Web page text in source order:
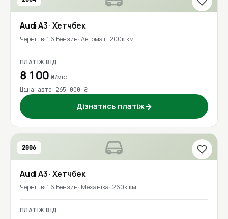
AudiA3· Хетчбек
Чернігів 1.6 Бензин Автомат 200к км
ПЛАТІЖ ВІД
8 100₴/міс
Ціна авто 265 000 ₴
Дізнатись платіж→
2006
AudiA3· Хетчбек
Чернігів 1.6 Бензин Механіка 260к км
ПЛАТІЖ ВІД